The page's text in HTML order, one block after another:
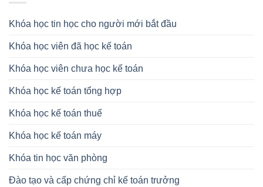
Khóa học tin học cho người mới bắt đầu
Khóa học viên đã học kế toán
Khóa học viên chưa học kế toán
Khóa học kế toán tổng hợp
Khóa học kế toán thuế
Khóa học kế toán máy
Khóa tin học văn phòng
Đào tạo và cấp chứng chỉ kế toán trưởng